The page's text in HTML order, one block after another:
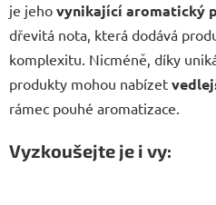
je jeho vynikající aromatický
dřevitá nota, která dodává
komplexitu. Nicméně, díky
produkty mohou nabízet
rámec pouhé aromatizace.
Vyzkoušejte je i vy: